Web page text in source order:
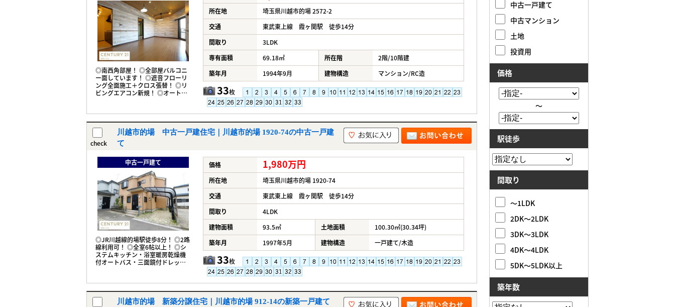
◎南西角部屋！ ◎全部屋バルコニ
ー面しています！ ◎遮音フローリ
ング全面施工＋クロス張替！ ◎リ
ビングエアコン新規！ ◎オートロ
所在地
埼玉県川越市的場 2572-2
交通
東武東上線 霞ヶ関駅 徒歩14分
間取り
3LDK
専有面積
69.18㎡ 所在階
2階/10階建
築年月
1994年9月 建物構造 マンション/RC造
33枚
check
川越市的場 中古一戸建住宅｜川越市的場 1920-74の中古一戸建
て
中古一戸建て
◎JR川越線的場駅徒歩8分！ ◎2路
線利用可！ ◎全室6帖以上！ ◎シ
ステムキッチン・浴室暖房乾燥機
付オートバス・三面鏡付ドレッサ
価格 1,980万円
所在地
埼玉県川越市的場 1920-74
交通
東武東上線 霞ヶ関駅 徒歩14分
間取り
4LDK
建物面積
93.5㎡ 土地面積
100.30㎡(30.34坪)
築年月
1997年5月 建物構造 一戸建て/木造
33枚
川越市的場 新築分譲住宅｜川越市的場 912-14の新築一戸建て
中古一戸建て
中古マンション
土地
投資用
価格
～
駅徒歩
間取り
～1LDK
2DK～2LDK
3DK～3LDK
4DK～4LDK
5DK～5LDK以上
築年数